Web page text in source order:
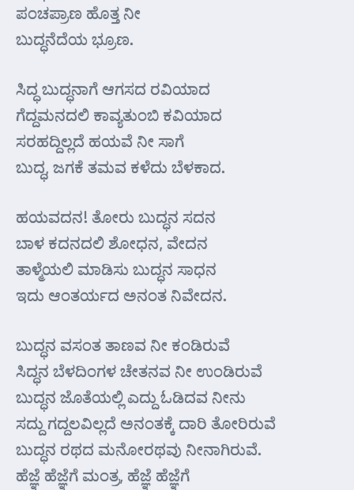
ಪಂಚಪ್ರಾಣ ಹೊತ್ತ ನೀ
ಬುದ್ಧನೆದೆಯ ಭ್ರೂಣ.
ಸಿದ್ಧ ಬುದ್ಧನಾಗೆ ಆಗಸದ ರವಿಯಾದ
ಗೆದ್ದಮನದಲಿ ಕಾವ್ಯತುಂಬಿ ಕವಿಯಾದ
ಸರಹದ್ದಿಲ್ಲದೆ ಹಯವೆ ನೀ ಸಾಗೆ
ಬುದ್ಧ, ಜಗಕೆ ತಮವ ಕಳೆದು ಬೆಳಕಾದ.
ಹಯವದನ! ತೋರು ಬುದ್ಧನ ಸದನ
ಬಾಳ ಕದನದಲಿ ಶೋಧನ, ವೇದನ
ತಾಳ್ಮೆಯಲಿ ಮಾಡಿಸು ಬುದ್ಧನ ಸಾಧನ
ಇದು ಆಂತರ್ಯದ ಅನಂತ ನಿವೇದನ.
ಬುದ್ಧನ ವಸಂತ ತಾಣವ ನೀ ಕಂಡಿರುವೆ
ಸಿದ್ಧನ ಬೆಳದಿಂಗಳ ಚೇತನವ ನೀ ಉಂಡಿರುವೆ
ಬುದ್ಧನ ಜೊತೆಯಲ್ಲಿ ಎದ್ದು ಓಡಿದವ ನೀನು
ಸದ್ದು ಗದ್ದಲವಿಲ್ಲದೆ ಅನಂತಕ್ಕೆ ದಾರಿ ತೋರಿರುವೆ
ಬುದ್ಧನ ರಥದ ಮನೋರಥವು ನೀನಾಗಿರುವೆ.
ಹೆಜ್ಞೆ ಹೆಜ್ಞೆಗೆ ಮಂತ್ರ, ಹೆಜ್ಞೆ ಹೆಜ್ಞೆಗೆ